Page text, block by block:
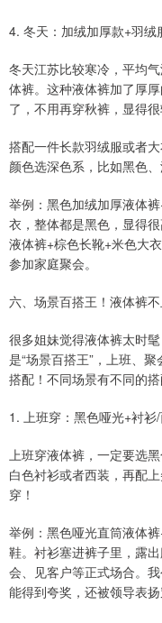
4. 冬天：加绒加厚款+羽绒
冬天江苏比较寒冷，平均
体裤。这种液体裤加了厚
了，不用再穿秋裤，显得很
搭配一件长款羽绒服或者
颜色选深色系，比如黑色、
举例：黑色加绒加厚液体
衣，整体都是黑色，显得
液体裤+棕色长靴+米色大
参加家庭聚会。
六、场景百搭王！液体裤
很多姐妹觉得液体裤太时
是“场景百搭王”，上班、
搭配！不同场景有不同的
1. 上班穿：黑色哑光+衬衫
上班穿液体裤，一定要选
白色衬衫或者西装，再配
穿！
举例：黑色哑光直筒液体
鞋。衬衫塞进裤子里，露
会、见客户等正式场合。
能得到夸奖，还被领导表扬